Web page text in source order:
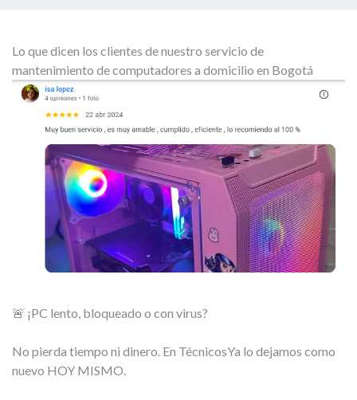
Lo que dicen los clientes de nuestro servicio de
mantenimiento de computadores a domicilio en Bogotá
🚨 ¡PC lento, bloqueado o con virus?
No pierda tiempo ni dinero. En TécnicosYa lo dejamos como
nuevo HOY MISMO.